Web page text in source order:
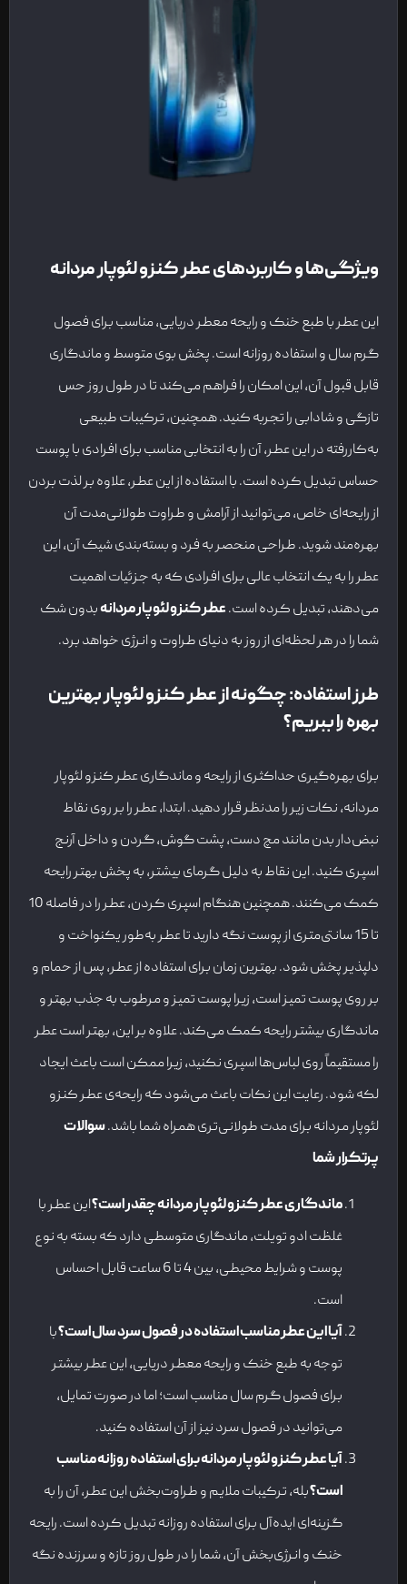
ویژگی‌ها و کاربردهای عطر کنزو لئوپار مردانه
این عطر با طبع خنک و رایحه معطر دریایی، مناسب برای فصول
گرم سال و استفاده روزانه است. پخش بوی متوسط و ماندگاری
قابل قبول آن، این امکان را فراهم می‌کند تا در طول روز حس
تازگی و شادابی را تجربه کنید. همچنین، ترکیبات طبیعی
به‌کاررفته در این عطر، آن را به انتخابی مناسب برای افرادی با پوست
حساس تبدیل کرده است. با استفاده از این عطر، علاوه بر لذت بردن
از رایحه‌ای خاص، می‌توانید از آرامش و طراوت طولانی‌مدت آن
بهره‌مند شوید. طراحی منحصر به فرد و بسته‌بندی شیک آن، این
عطر را به یک انتخاب عالی برای افرادی که به جزئیات اهمیت
می‌دهند، تبدیل کرده است.عطر کنزو لئوپار مردانهبدون شک
شما را در هر لحظه‌ای از روز به دنیای طراوت و انرژی خواهد برد.
طرز استفاده: چگونه از عطر کنزو لئوپار بهترین
بهره را ببریم؟
برای بهره‌گیری حداکثری از رایحه و ماندگاری عطر کنزو لئوپار
مردانه، نکات زیر را مدنظر قرار دهید. ابتدا، عطر را بر روی نقاط
نبض‌دار بدن مانند مچ دست، پشت گوش، گردن و داخل آرنج
اسپری کنید. این نقاط به دلیل گرمای بیشتر، به پخش بهتر رایحه
کمک می‌کنند. همچنین هنگام اسپری کردن، عطر را در فاصله 10
تا 15 سانتی‌متری از پوست نگه دارید تا عطر به‌طور یکنواخت و
دلپذیر پخش شود. بهترین زمان برای استفاده از عطر، پس از حمام و
بر روی پوست تمیز است، زیرا پوست تمیز و مرطوب به جذب بهتر و
ماندگاری بیشتر رایحه کمک می‌کند. علاوه بر این، بهتر است عطر
را مستقیماً روی لباس‌ها اسپری نکنید، زیرا ممکن است باعث ایجاد
لکه شود. رعایت این نکات باعث می‌شود که رایحه‌ی عطر کنزو
لئوپار مردانه برای مدت طولانی‌تری همراه شما باشد.سوالات
پرتکرار شما
ماندگاری عطر کنزو لئوپار مردانه چقدر است؟این عطر با
غلظت ادو تویلت، ماندگاری متوسطی دارد که بسته به نوع
پوست و شرایط محیطی، بین 4 تا 6 ساعت قابل احساس
است.
آیا این عطر مناسب استفاده در فصول سرد سال است؟با
توجه به طبع خنک و رایحه معطر دریایی، این عطر بیشتر
برای فصول گرم سال مناسب است؛ اما در صورت تمایل،
می‌توانید در فصول سرد نیز از آن استفاده کنید.
آیا عطر کنزو لئوپار مردانه برای استفاده روزانه مناسب
است؟بله، ترکیبات ملایم و طراوت‌بخش این عطر، آن را به
گزینه‌ای ایده‌آل برای استفاده روزانه تبدیل کرده است. رایحه
خنک و انرژی‌بخش آن، شما را در طول روز تازه و سرزنده نگه